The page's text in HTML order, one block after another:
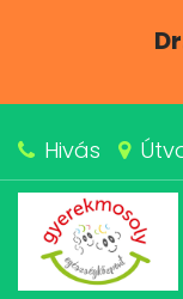
Hivás